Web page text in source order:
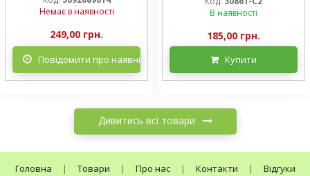
Немає в наявності
249,00 грн.
Повідомити про наявність
контейнер 2 л, 3/+ розетки
В наявності
185,00 грн.
Купити
Дивитись всі товари
Головна | Товари | Про нас | Контакти | Відгуки